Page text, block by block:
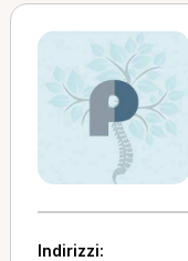
Indirizzi: